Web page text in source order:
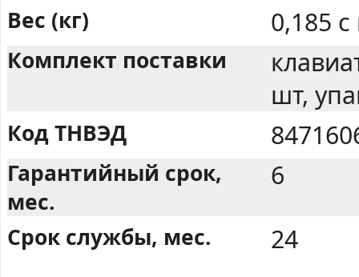
Вес (кг) 0,185
Комплект поставки
шт,
Код ТНВЭД
Гарантийный срок,
мес.
6
Срок службы, мес. 24